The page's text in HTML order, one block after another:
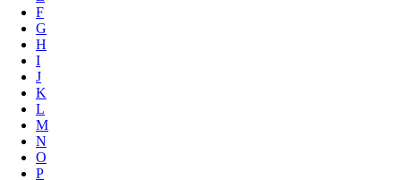
F
G
H
I
J
K
L
M
N
O
P